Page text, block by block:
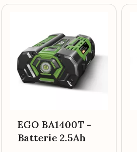
EGO BA1400T -
Batterie 2.5Ah